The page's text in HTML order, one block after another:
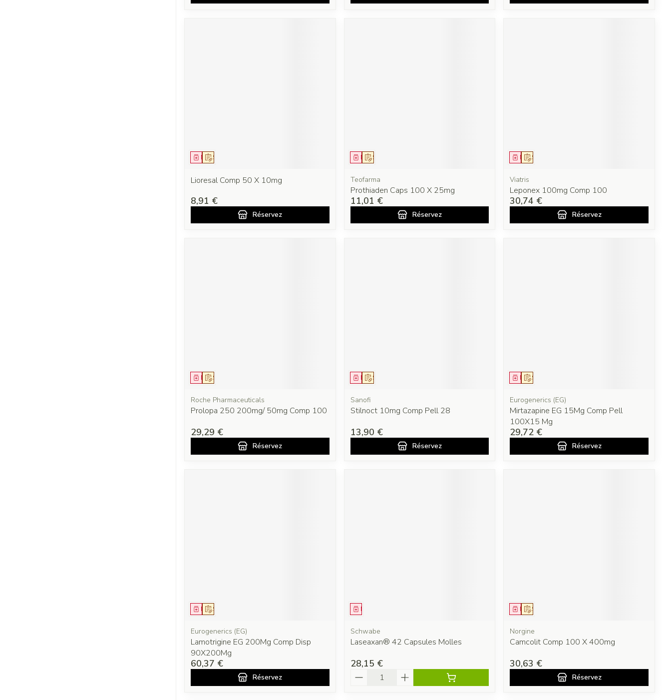
Sur prescription
Médicament
Lioresal Comp 50 X 10mg
8,91 €
Réservez
Sur prescription
Médicament
Teofarma
Prothiaden Caps 100 X 25mg
11,01 €
Réservez
Sur prescription
Médicament
Viatris
Leponex 100mg Comp 100
30,74 €
Réservez
Sur prescription
Médicament
Roche Pharmaceuticals
Prolopa 250 200mg/ 50mg Comp 100
29,29 €
Réservez
Sur prescription
Médicament
Sanofi
Stilnoct 10mg Comp Pell 28
13,90 €
Réservez
Sur prescription
Médicament
Eurogenerics (EG)
Mirtazapine EG 15Mg Comp Pell
100X15 Mg
29,72 €
Réservez
Sur prescription
Médicament
Eurogenerics (EG)
Lamotrigine EG 200Mg Comp Disp
90X200Mg
60,37 €
Réservez
Médicament
Schwabe
Laseaxan® 42 Capsules Molles
28,15 €
Quantité
Sur prescription
Médicament
Norgine
Camcolit Comp 100 X 400mg
30,63 €
Réservez